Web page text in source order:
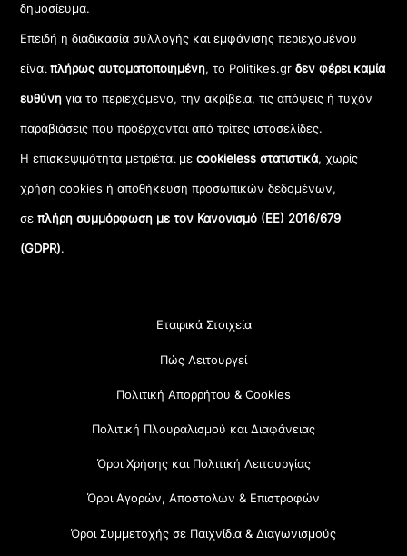
δημοσίευμα.
Επειδή η διαδικασία συλλογής και εμφάνισης περιεχομένου
είναιπλήρως αυτοματοποιημένη, το Politikes.grδεν φέρει καμία
ευθύνη για το περιεχόμενο, την ακρίβεια, τις απόψεις ή τυχόν
παραβιάσεις που προέρχονται από τρίτες ιστοσελίδες.
Η επισκεψιμότητα μετριέται μεcookieless στατιστικά, χωρίς
χρήση cookies ή αποθήκευση προσωπικών δεδομένων,
σεπλήρη συμμόρφωση με τον Κανονισμό (ΕΕ) 2016/679
(GDPR).
Εταιρικά Στοιχεία
Πώς Λειτουργεί
Πολιτική Απορρήτου & Cookies
Πολιτική Πλουραλισμού και Διαφάνειας
Όροι Χρήσης και Πολιτική Λειτουργίας
Όροι Αγορών, Αποστολών & Επιστροφών
Όροι Συμμετοχής σε Παιχνίδια & Διαγωνισμούς